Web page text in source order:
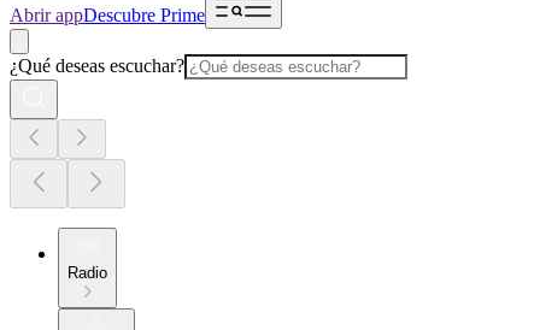
Abrir appDescubre Prime
¿Qué deseas escuchar?
Radio